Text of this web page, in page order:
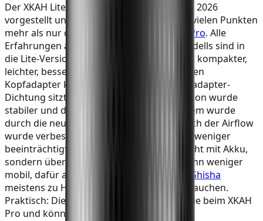
Der XKAH Lite wurde auf der Shisha Messe 2026
vorgestellt und ist trotz seines Namens in vielen Punkten
mehr als nur die kleine Version des
XKAH Pro. Alle
Erfahrungen aus der Nutzung des Pro-Modells sind in
die Lite-Version eingeflossen: Das Gerät ist kompakter,
leichter, besser zu
und mit breiteren
Kopfadapter kompatibel. Die dickere Kopfadapter-
Dichtung sitzt fest im Gerät, die Konstruktion wurde
stabiler und das bekannte Scharnierproblem wurde
durch die neue Bauweise direkt gelöst. Auch der Airflow
wurde verbessert, wodurch der Durchzug weniger
beeinträchtigt wird. Der XKAH Lite läuft nicht mit Akku,
sondern über ein Stromkabel. Das macht ihn weniger
mobil, dafür aber perfekt für alle, die ihre
Shisha
meistens zu Hause an einem festen Platz rauchen.
Praktisch: Die Tabakpods sind dieselben wie beim XKAH
Pro und können weiterverwendet werden.